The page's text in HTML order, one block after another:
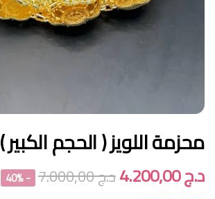
محزمة اللويز ( الحجم الكبير ) 2
د.ج4.200,00 د.ج7.000,00
- 40%